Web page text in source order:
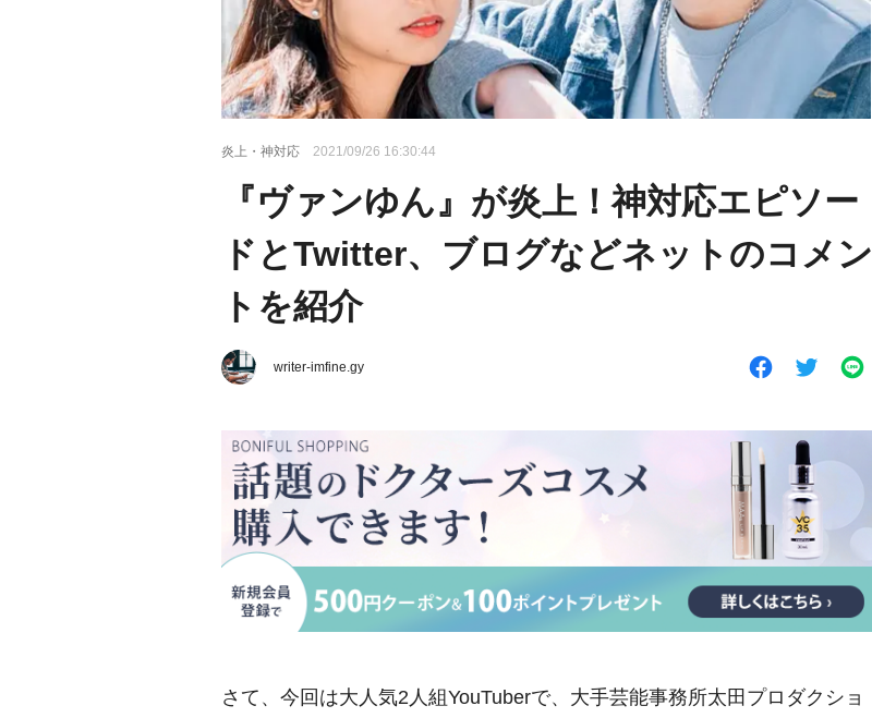
炎上・神対応 2021/09/26 16:30:44
『ヴァンゆん』が炎上！神対応エピソー
ドとTwitter、ブログなどネットのコメン
トを紹介
writer-imfine.gy
さて、今回は大人気2人組YouTuberで、大手芸能事務所太田プロダクショ